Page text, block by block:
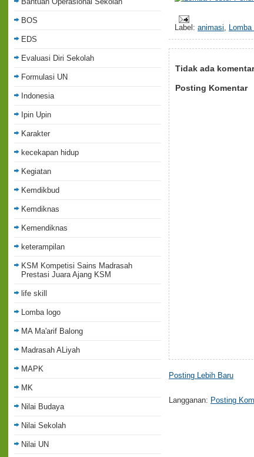
BOS
EDS
Evaluasi Diri Sekolah
Formulasi UN
Indonesia
Ipin Upin
Karakter
kecekapan hidup
Kegiatan
Kemdikbud
Kemdiknas
Kemendiknas
keterampilan
KSM Kompetisi Sains Madrasah
Prestasi Juara Ajang KSM
life skill
Lomba logo
MA Ma'arif Balong
Madrasah ALiyah
MAPK
MK
Nilai Budaya
Nilai Sekolah
Nilai UN
Label: animasi
Tidak ada
Posting Komentar
Posting Lebih Baru
Langganan: Posting